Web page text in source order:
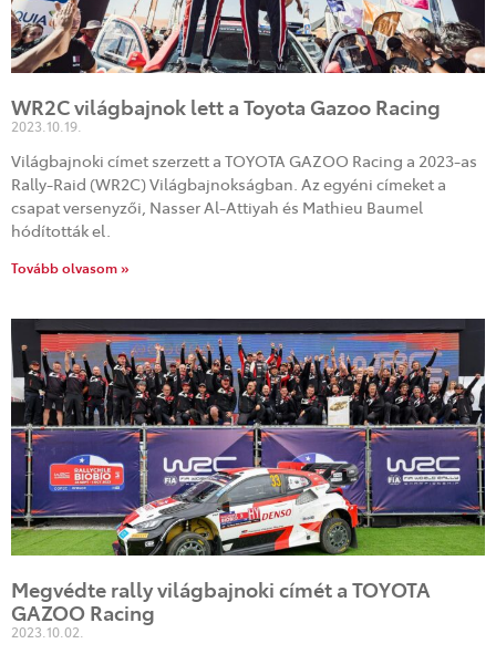
WR2C világbajnok lett a Toyota Gazoo Racing
2023.10.19.
Világbajnoki címet szerzett a TOYOTA GAZOO Racing a 2023-as
Rally-Raid (WR2C) Világbajnokságban. Az egyéni címeket a
csapat versenyzői, Nasser Al-Attiyah és Mathieu Baumel
hódították el.
Tovább olvasom »
Megvédte rally világbajnoki címét a TOYOTA
GAZOO Racing
2023.10.02.